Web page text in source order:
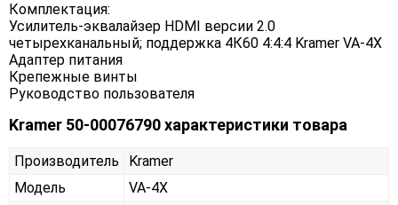
Комплектация:
Усилитель-эквалайзер HDMI версии 2.0
четырехканальный; поддержка 4К60 4:4:4 Kramer VA-4X
Адаптер питания
Крепежные винты
Руководство пользователя
Kramer 50-00076790 характеристики товара
Производитель
Kramer
Модель
VA-4X